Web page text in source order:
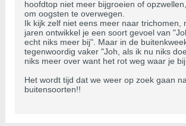
hoofdtop niet meer bijgroeien of
om oogsten te overwegen.
Ik kijk zelf niet eens meer naar trichomen,
jaren ontwikkel je een soort gevoel van
echt niks meer bij". Maar in de
tegenwoordig vaker "Joh, als ik nu niks
niks meer over want het rot weg waar je bij
Het wordt tijd dat we weer op zoek gaan
buitensoorten!!